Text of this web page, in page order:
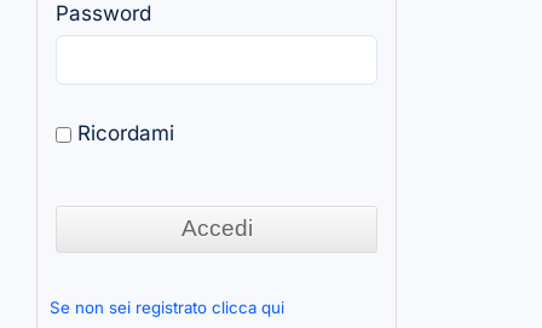
Password
Ricordami
Se non sei registrato clicca qui